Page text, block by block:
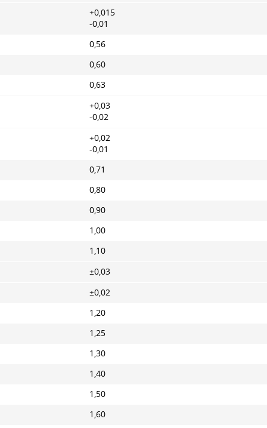
+0,015
-0,01
0,56
0,60
0,63
+0,03
-0,02
+0,02
-0,01
0,71
0,80
0,90
1,00
1,10
±0,03
±0,02
1,20
1,25
1,30
1,40
1,50
1,60